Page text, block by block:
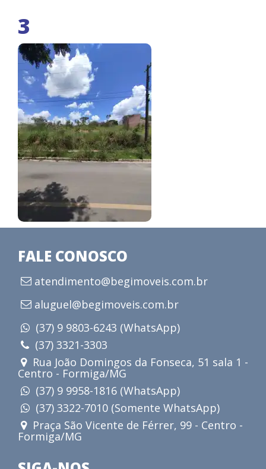
3
FALE CONOSCO
atendimento@begimoveis.com.br
aluguel@begimoveis.com.br
(37) 9 9803-6243 (WhatsApp)
(37) 3321-3303
Rua João Domingos da Fonseca, 51 sala 1 -
Centro - Formiga/MG
(37) 9 9958-1816 (WhatsApp)
(37) 3322-7010 (Somente WhatsApp)
Praça São Vicente de Férrer, 99 - Centro -
Formiga/MG